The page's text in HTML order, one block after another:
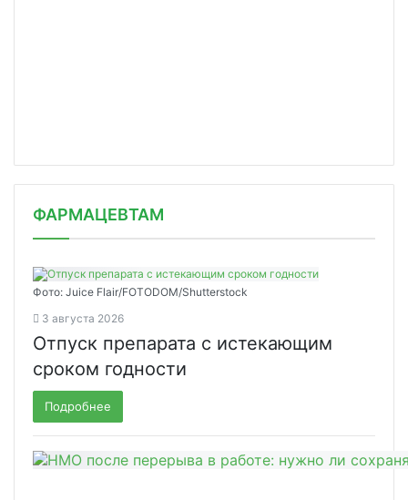
ФАРМАЦЕВТАМ
Фото: Juice Flair/FOTODOM/Shutterstoсk
3 августа 2026
Отпуск препарата с истекающим
сроком годности
Подробнее